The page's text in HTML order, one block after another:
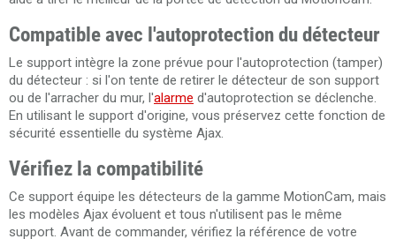
Compatible avec l'autoprotection du détecteur
Le support intègre la zone prévue pour l'autoprotection (tamper)
du détecteur : si l'on tente de retirer le détecteur de son support
ou de l'arracher du mur, l'alarme d'autoprotection se déclenche.
En utilisant le support d'origine, vous préservez cette fonction de
sécurité essentielle du système Ajax.
Vérifiez la compatibilité
Ce support équipe les détecteurs de la gamme MotionCam, mais
les modèles Ajax évoluent et tous n'utilisent pas le même
support. Avant de commander, vérifiez la référence de votre